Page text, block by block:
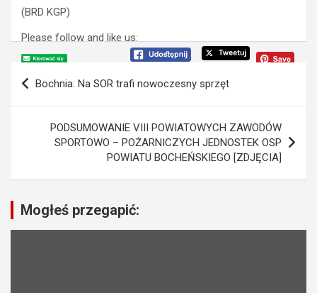
(BRD KGP)
Please follow and like us:
a
j
Bochnia: Na SOR trafi nowoczesny sprzęt
PODSUMOWANIE VIII POWIATOWYCH ZAWODÓW
SPORTOWO – POŻARNICZYCH JEDNOSTEK OSP
POWIATU BOCHEŃSKIEGO [ZDJĘCIA]
Mogłeś przegapić: